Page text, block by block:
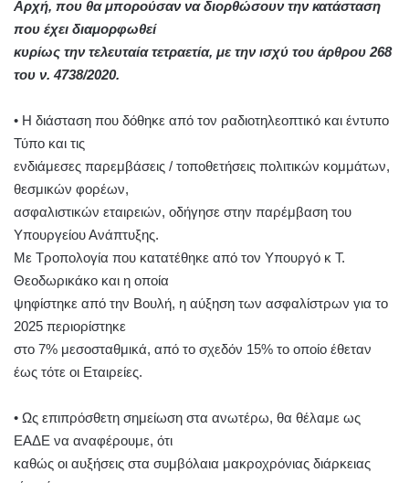
Αρχή, που θα μπορούσαν να διορθώσουν την κατάσταση
που έχει διαμορφωθεί
κυρίως την τελευταία τετραετία, με την ισχύ του άρθρου 268
του ν. 4738/2020.
• Η διάσταση που δόθηκε από τον ραδιοτηλεοπτικό και έντυπο
Τύπο και τις
ενδιάμεσες παρεμβάσεις / τοποθετήσεις πολιτικών κομμάτων,
θεσμικών φορέων,
ασφαλιστικών εταιρειών, οδήγησε στην παρέμβαση του
Υπουργείου Ανάπτυξης.
Με Τροπολογία που κατατέθηκε από τον Υπουργό κ Τ.
Θεοδωρικάκο και η οποία
ψηφίστηκε από την Βουλή, η αύξηση των ασφαλίστρων για το
2025 περιορίστηκε
στο 7% μεσοσταθμικά, από το σχεδόν 15% το οποίο έθεταν
έως τότε οι Εταιρείες.
• Ως επιπρόσθετη σημείωση στα ανωτέρω, θα θέλαμε ως
ΕΑΔΕ να αναφέρουμε, ότι
καθώς οι αυξήσεις στα συμβόλαια μακροχρόνιας διάρκειας